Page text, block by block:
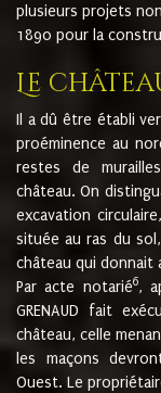
plusieurs projets
1890 pour la
Le
Il a dû être établi
proéminence au
restes de
château. On
excavation
située au ras du
château qui donnait
Par acte notarié6,
GRENAUD fait
château, celle
les maçons
Ouest. Le